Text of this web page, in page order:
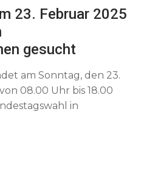
23. Februar 2025
gesucht
am Sonntag, den 23.
08.00 Uhr bis 18.00
in